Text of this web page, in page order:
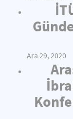
Ara 29, 2020